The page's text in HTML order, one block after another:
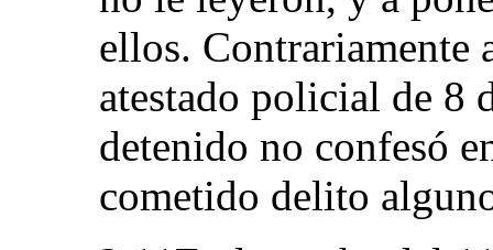
ellos. Contrariamente
atestado policial de 8
detenido no confesó
cometido delito